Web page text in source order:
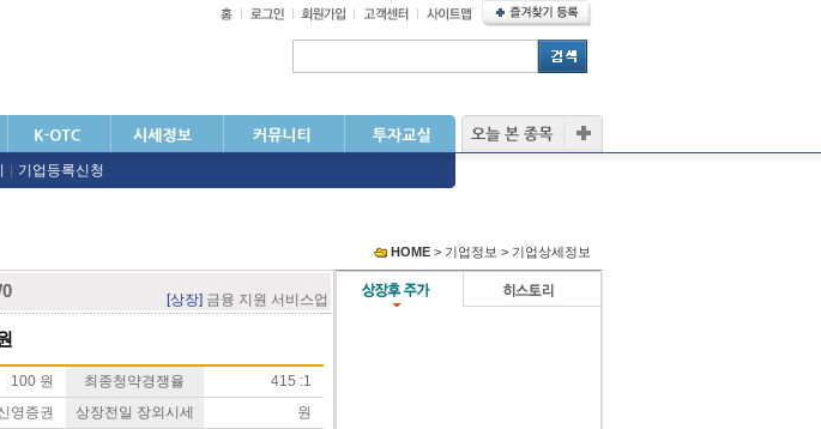
기업등록신청
HOME > 기업정보 > 기업상세정보
[상장] 금융 지원 서비스업
100 원 최종청약경쟁율
415 :1
영증권 상장전일 장외시세
원